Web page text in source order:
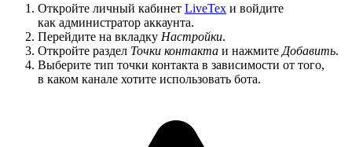
Откройте личный кабинет LiveTex и войдите
как администратор аккаунта.
Перейдите на вкладку Настройки.
Откройте раздел Точки контакта и нажмите Добавить.
Выберите тип точки контакта в зависимости от того,
в каком канале хотите использовать бота.